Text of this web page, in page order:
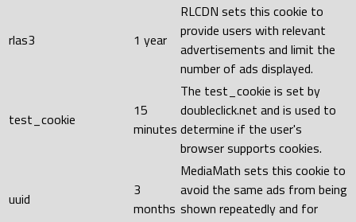
rlas3 1 year
RLCDN sets this cookie to
provide users with relevant
advertisements and limit the
number of ads displayed.
test_cookie
15
minutes
The test_cookie is set by
doubleclick.net and is used to
determine if the user's
browser supports cookies.
uuid
3
months
MediaMath sets this cookie to
avoid the same ads from being
shown repeatedly and for